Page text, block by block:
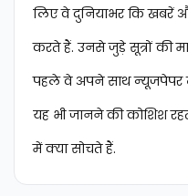
लिए वे दुनियाभर कि खबरें
करते हैं. उनसे जुड़े सूत्रों की
पहले वे अपने साथ न्‍यूजपेपर
यह भी जानने की कोशिश
में क्या सोचते हैं.